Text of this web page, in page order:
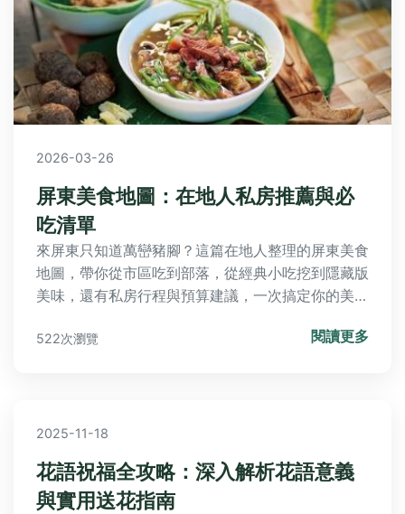
2026-03-26
屏東美食地圖：在地人私房推薦與必
吃清單
來屏東只知道萬巒豬腳？這篇在地人整理的屏東美食
地圖，帶你從市區吃到部落，從經典小吃挖到隱藏版
美味，還有私房行程與預算建議，一次搞定你的美食
522次瀏覽 閱讀更多
2025-11-18
花語祝福全攻略：深入解析花語意義
與實用送花指南